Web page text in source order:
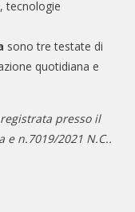
tecnologie
sono tre testate di
quotidiana e
presso il
e n.7019/2021 N.C..